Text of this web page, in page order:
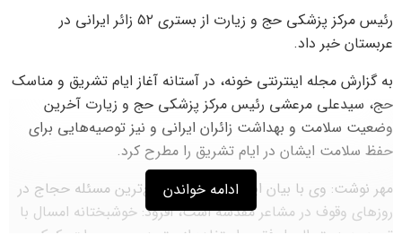
رئیس مرکز پزشکی حج و زیارت از بستری ۵۲ زائر ایرانی در
عربستان خبر داد.
به گزارش مجله اینترنتی خونه، در آستانه آغاز ایام تشریق و مناسک
حج، سیدعلی مرعشی رئیس مرکز پزشکی حج و زیارت آخرین
وضعیت سلامت و بهداشت زائران ایرانی و نیز توصیه‌هایی برای
حفظ سلامت ایشان در ایام تشریق را مطرح کرد.
مهر نوشت: وی با بیان اینکه گرمازدگی شایع‌ترین مسئله حجاج در
روزهای وقوف در مشاعر مقدسه است، افزود: خوشبختانه امسال با
توجه به دستورالعمل فقهی استفاده از چتر در رمی جمرات، کمک
ادامه خواندن